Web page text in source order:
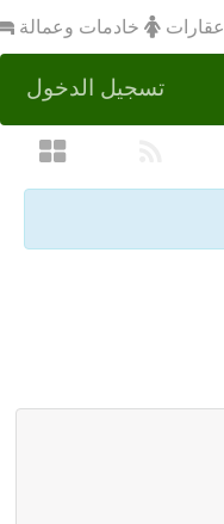
عقارات خادمات وعمالة
تسجيل الدخول